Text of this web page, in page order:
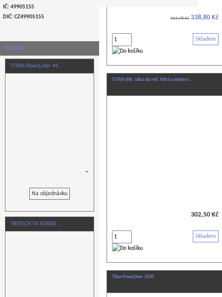
505,78 Kč 338,80 Kč
Skladem
TITAN filtr. sítka do mtl. filtrů u elektro …
302,50 Kč
Skladem
Titan PowrLiner 3500
IČ: 49905155
DIČ: CZ49905155
Nabídka
TITAN PowrLiner 49…
–
Na objednávku
TRITECH T4 STAND …